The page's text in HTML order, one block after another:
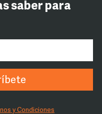
saber para
y Condiciones